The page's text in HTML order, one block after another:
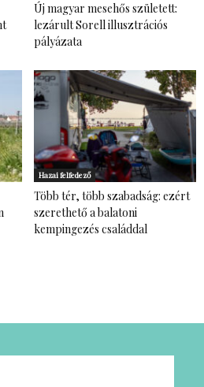
Új magyar mesehős született:
lezárult Sorell illusztrációs
pályázata
Hazai felfedező
Több tér, több szabadság: ezért
szerethető a balatoni
kempingezés családdal